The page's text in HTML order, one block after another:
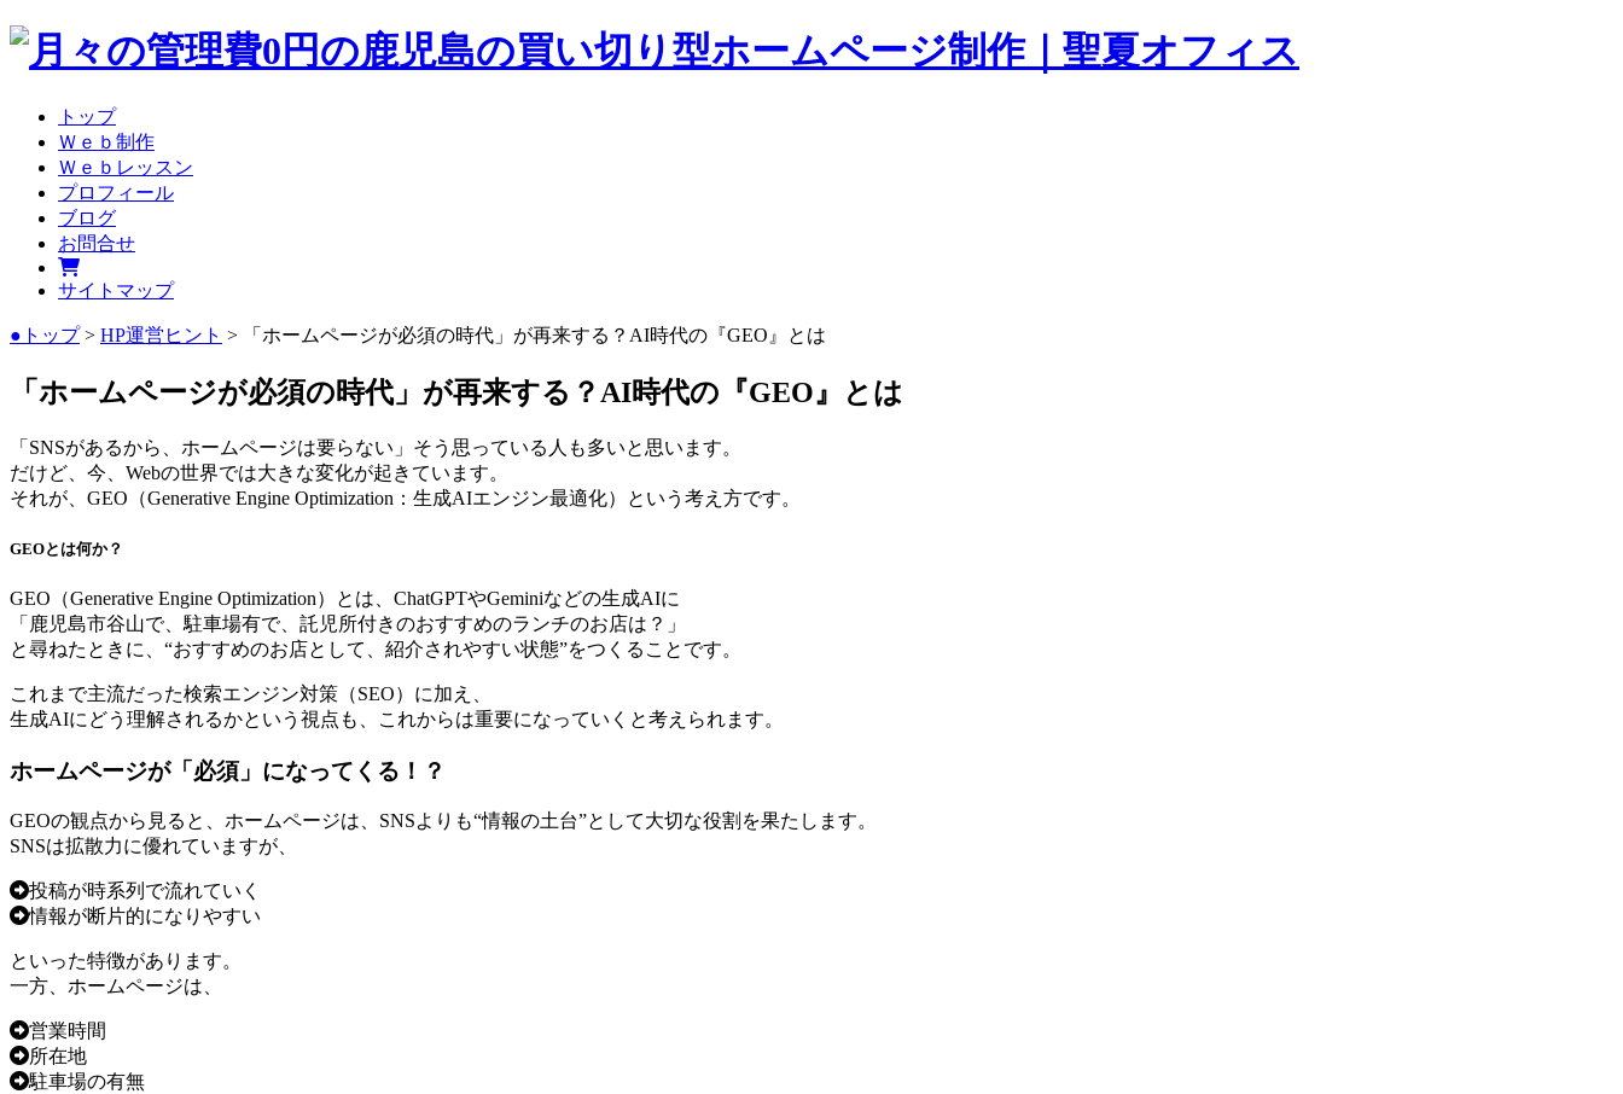
トップ
Ｗｅｂ制作
Ｗｅｂレッスン
プロフィール
ブログ
お問合せ
サイトマップ
●トップ> HP運営ヒント > 「ホームページが必須の時代」が再来する？AI時代の『GEO』とは
「ホームページが必須の時代」が再来する？AI時代の『GEO』とは
「SNSがあるから、ホームページは要らない」そう思っている人も多いと思います。
だけど、今、Webの世界では大きな変化が起きています。
それが、GEO（Generative Engine Optimization：生成AIエンジン最適化）という考え方です。
GEOとは何か？
GEO（Generative Engine Optimization）とは、ChatGPTやGeminiなどの生成AIに
「鹿児島市谷山で、駐車場有で、託児所付きのおすすめのランチのお店は？」
と尋ねたときに、“おすすめのお店として、紹介されやすい状態”をつくることです。
これまで主流だった検索エンジン対策（SEO）に加え、
生成AIにどう理解されるかという視点も、これからは重要になっていくと考えられます。
ホームページが「必須」になってくる！？
GEOの観点から見ると、ホームページは、SNSよりも“情報の土台”として大切な役割を果たします。
SNSは拡散力に優れていますが、
投稿が時系列で流れていく
情報が断片的になりやすい
といった特徴があります。
一方、ホームページは、
営業時間
所在地
駐車場の有無